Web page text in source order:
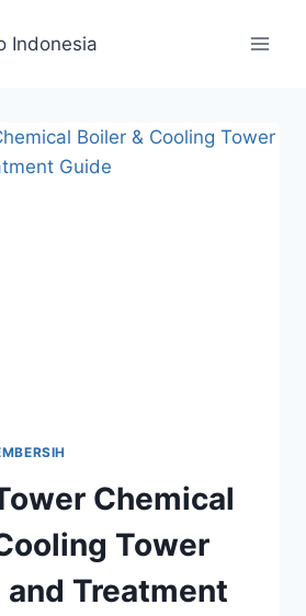
Chemical
Tower
Treatment